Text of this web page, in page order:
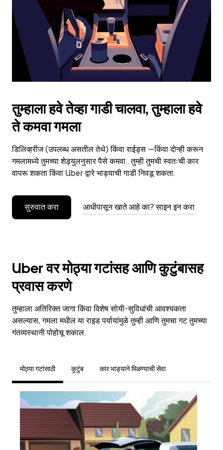
the
calendar.
तुम्हाला हवे तेव्हा गाडी चालवा, तुम्हाला हवे
ते कमवा गमला
डिलिव्हरीज (उपलब्ध असतील तेथे) किंवा राईड्स —किंवा दोन्ही करून
गमलामध्ये तुमच्या शेड्युलनुसार पैसे कमवा . तुम्ही तुमची स्वतःची कार
वापरू शकता किंवा Uber द्वारे भाड्याची गाडी निवडू शकता.
सुरुवात करा आधीपासून खाते आहे का? साइन इन करा
Uber वर मोठ्या गटांसह आणि कुटुंबासह
प्रवास करणे
तुम्हाला अतिरिक्त जागा किंवा विशेष सोयी-सुविधांची आवश्यकता
असल्यास, गमला मधील या राइड पर्यायांमुळे तुम्ही आणि तुमचा गट तुमच्या
गंतव्यस्थानी पोहोचू शकाल.
मोठ्या गटांसाठी कुटुंब कार भाड्याने मिळण्याची सेवा